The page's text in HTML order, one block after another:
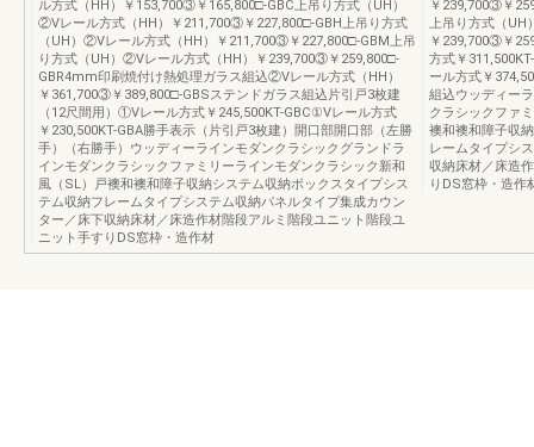
ル方式（HH）￥153,700③￥165,800□-GBC上吊り方式（UH）
②Vレール方式（HH）￥211,700③￥227,800□-GBH上吊り方式
（UH）②Vレール方式（HH）￥211,700③￥227,800□-GBM上吊
り方式（UH）②Vレール方式（HH）￥239,700③￥259,800□-
GBR4mm印刷焼付け熱処理ガラス組込②Vレール方式（HH）
￥361,700③￥389,800□-GBSステンドガラス組込片引戸3枚建
（12尺間用）①Vレール方式￥245,500KT-GBC①Vレール方式
￥230,500KT-GBA勝手表示（片引戸3枚建）開口部開口部（左勝
手）（右勝手）ウッディーラインモダンクラシックグランドラ
インモダンクラシックファミリーラインモダンクラシック新和
風（SL）戸襖和襖和障子収納システム収納ボックスタイプシス
テム収納フレームタイプシステム収納パネルタイプ集成カウン
ター／床下収納床材／床造作材階段アルミ階段ユニット階段ユ
ニット手すりDS窓枠・造作材
￥239,700③￥
上吊り方式（UH
￥239,700③￥
方式￥
ール方式￥
組込ウッディー
クラシックファ
襖和襖和障子収
レームタイプシ
収納床材／床造
りDS窓枠・造作